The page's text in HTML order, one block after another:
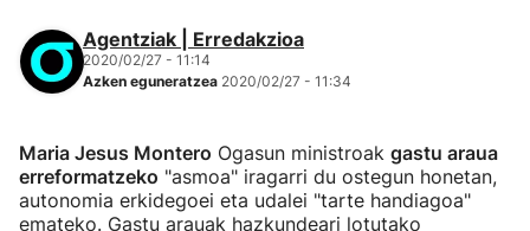
Agentziak | Erredakzioa
2020/02/27 - 11:14
Azken eguneratzea 2020/02/27 - 11:34
Maria Jesus Montero Ogasun ministroak gastu araua
erreformatzeko "asmoa" iragarri du ostegun honetan,
autonomia erkidegoei eta udalei "tarte handiagoa"
emateko. Gastu arauak hazkundeari lotutako